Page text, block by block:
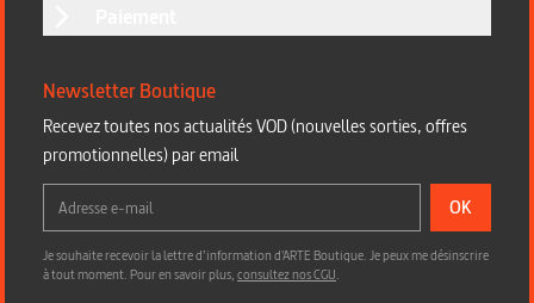
Newsletter Boutique
Recevez toutes nos actualités VOD (nouvelles sorties, offres
promotionnelles) par email
OK
Je souhaite recevoir la lettre d’information d'ARTE Boutique. Je peux me désinscrire
à tout moment. Pour en savoir plus,consultez nos CGU.